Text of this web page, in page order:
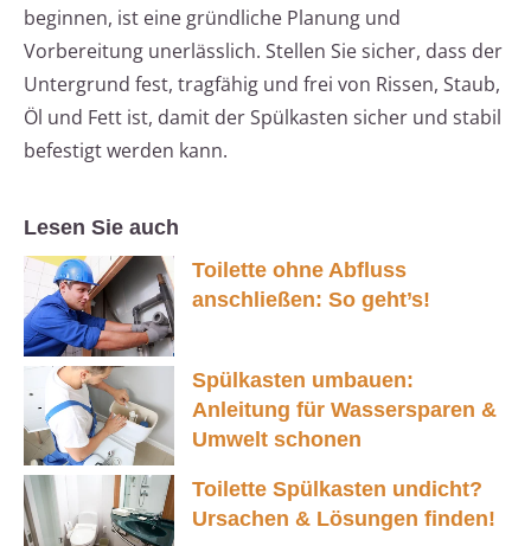
beginnen, ist eine gründliche Planung und
Vorbereitung unerlässlich. Stellen Sie sicher, dass der
Untergrund fest, tragfähig und frei von Rissen, Staub,
Öl und Fett ist, damit der Spülkasten sicher und stabil
befestigt werden kann.
Lesen Sie auch
Toilette ohne Abfluss
anschließen: So geht’s!
Spülkasten umbauen:
Anleitung für Wassersparen &
Umwelt schonen
Toilette Spülkasten undicht?
Ursachen & Lösungen finden!